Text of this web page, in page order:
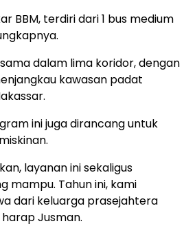
BBM, terdiri dari 1 bus medium
dalam lima koridor, dengan
kawasan padat
ini juga dirancang untuk
layanan ini sekaligus
mampu. Tahun ini, kami
dari keluarga prasejahtera
Jusman.